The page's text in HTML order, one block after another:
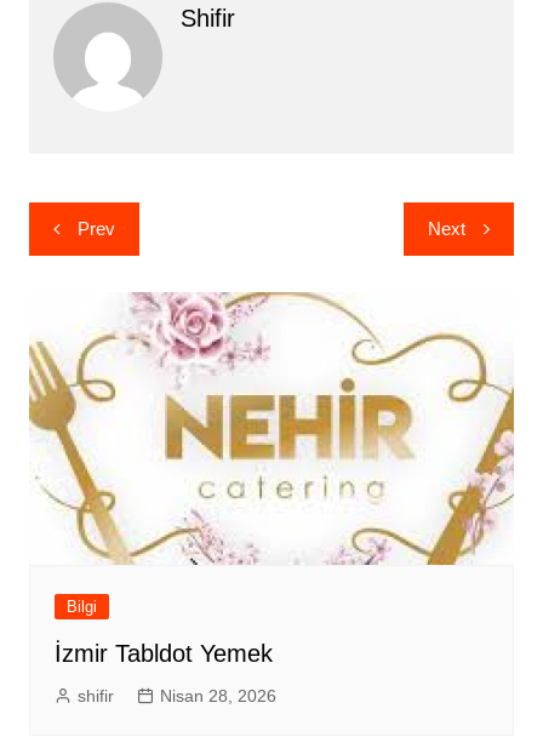
Shifir
Yazı
gezinmesi
Prev Next
Bilgi
İzmir Tabldot Yemek
shifir Nisan 28, 2026